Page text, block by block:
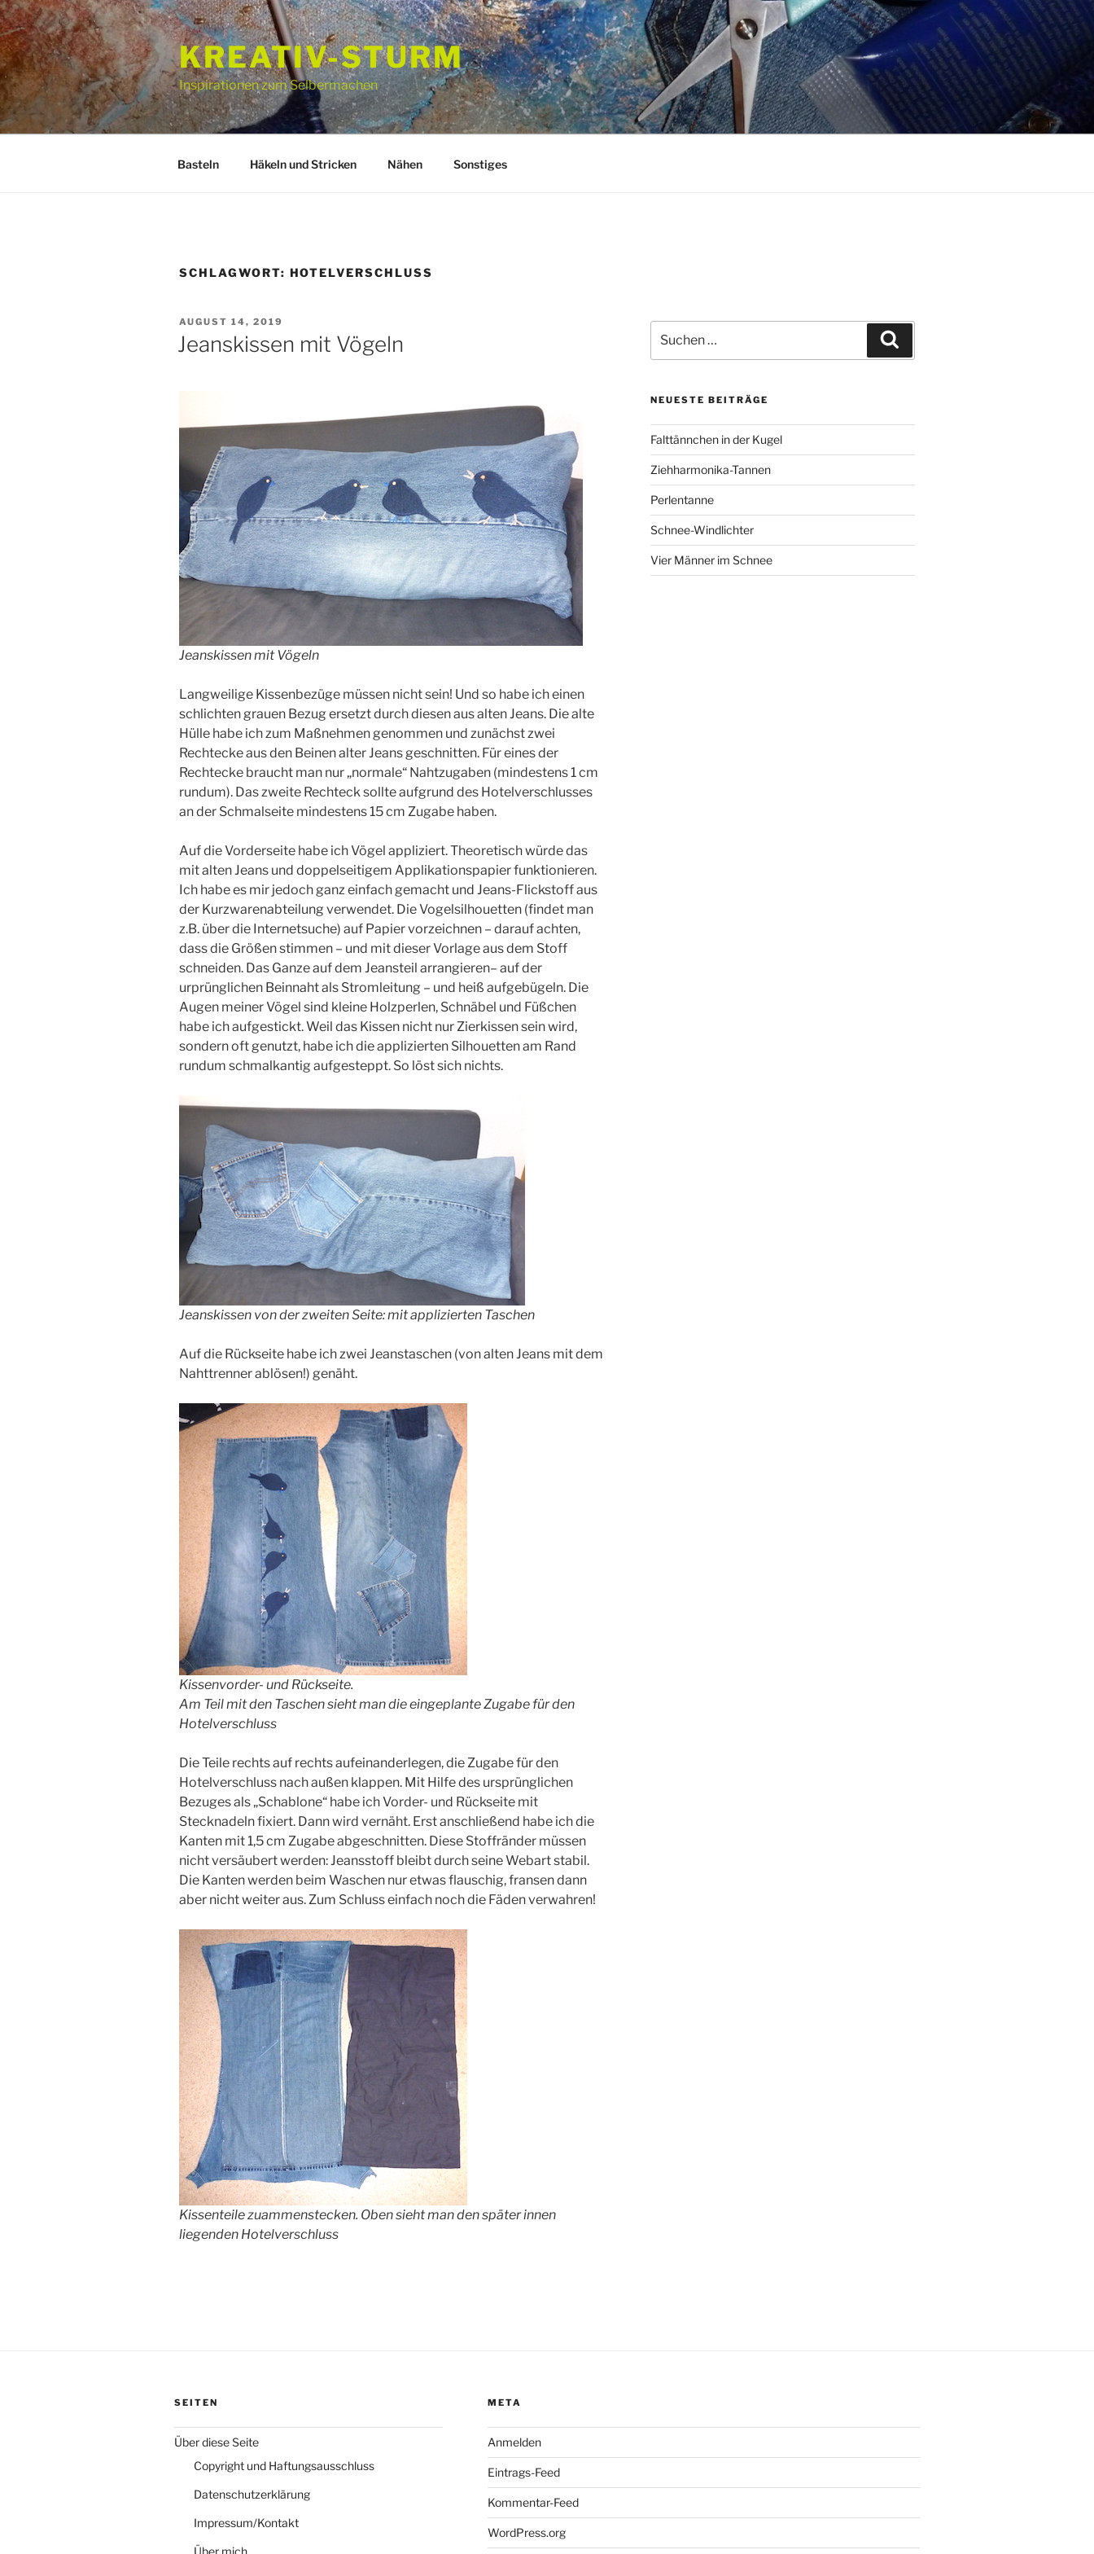
Zum
Inhalt
springen
KREATIV-STURM
Inspirationen zum Selbermachen
Basteln Häkeln und Stricken Nähen Sonstiges
SCHLAGWORT: HOTELVERSCHLUSS
VERÖFFENTLICHT
AM
AUGUST 14, 2019
Jeanskissen mit Vögeln
Jeanskissen mit Vögeln
Langweilige Kissenbezüge müssen nicht sein! Und so habe ich einen
schlichten grauen Bezug ersetzt durch diesen aus alten Jeans. Die alte
Hülle habe ich zum Maßnehmen genommen und zunächst zwei
Rechtecke aus den Beinen alter Jeans geschnitten. Für eines der
Rechtecke braucht man nur „normale“ Nahtzugaben (mindestens 1 cm
rundum). Das zweite Rechteck sollte aufgrund des Hotelverschlusses
an der Schmalseite mindestens 15 cm Zugabe haben.
Auf die Vorderseite habe ich Vögel appliziert. Theoretisch würde das
mit alten Jeans und doppelseitigem Applikationspapier funktionieren.
Ich habe es mir jedoch ganz einfach gemacht und Jeans-Flickstoff aus
der Kurzwarenabteilung verwendet. Die Vogelsilhouetten (findet man
z.B. über die Internetsuche) auf Papier vorzeichnen – darauf achten,
dass die Größen stimmen – und mit dieser Vorlage aus dem Stoff
schneiden. Das Ganze auf dem Jeansteil arrangieren– auf der
urprünglichen Beinnaht als Stromleitung – und heiß aufgebügeln. Die
Augen meiner Vögel sind kleine Holzperlen, Schnäbel und Füßchen
habe ich aufgestickt. Weil das Kissen nicht nur Zierkissen sein wird,
sondern oft genutzt, habe ich die applizierten Silhouetten am Rand
rundum schmalkantig aufgesteppt. So löst sich nichts.
Jeanskissen von der zweiten Seite: mit applizierten Taschen
Auf die Rückseite habe ich zwei Jeanstaschen (von alten Jeans mit dem
Nahttrenner ablösen!) genäht.
Kissenvorder- und Rückseite.
Am Teil mit den Taschen sieht man die eingeplante Zugabe für den
Hotelverschluss
Die Teile rechts auf rechts aufeinanderlegen, die Zugabe für den
Hotelverschluss nach außen klappen. Mit Hilfe des ursprünglichen
Bezuges als „Schablone“ habe ich Vorder- und Rückseite mit
Stecknadeln fixiert. Dann wird vernäht. Erst anschließend habe ich die
Kanten mit 1,5 cm Zugabe abgeschnitten. Diese Stoffränder müssen
nicht versäubert werden: Jeansstoff bleibt durch seine Webart stabil.
Die Kanten werden beim Waschen nur etwas flauschig, fransen dann
aber nicht weiter aus. Zum Schluss einfach noch die Fäden verwahren!
Kissenteile zuammenstecken. Oben sieht man den später innen
liegenden Hotelverschluss
nach:
NEUESTE BEITRÄGE
Falttännchen in der Kugel
Ziehharmonika-Tannen
Perlentanne
Schnee-Windlichter
Vier Männer im Schnee
SEITEN
Über diese Seite
Copyright und Haftungsausschluss
Datenschutzerklärung
Impressum/Kontakt
Über mich
META
Anmelden
Eintrags-Feed
Kommentar-Feed
WordPress.org